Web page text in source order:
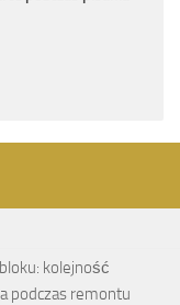
kolejność
podczas remontu